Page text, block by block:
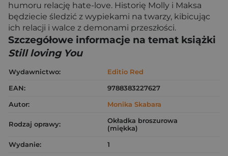
humoru relację hate-love. Historię Molly i Maksa
będziecie śledzić z wypiekami na twarzy, kibicując
ich relacji i walce z demonami przeszłości.
Szczegółowe informacje na temat książki
Still loving You
Wydawnictwo:
Editio Red
EAN:
9788383227627
Autor:
Monika Skabara
Rodzaj oprawy:
Okładka broszurowa
(miękka)
Wydanie:
1